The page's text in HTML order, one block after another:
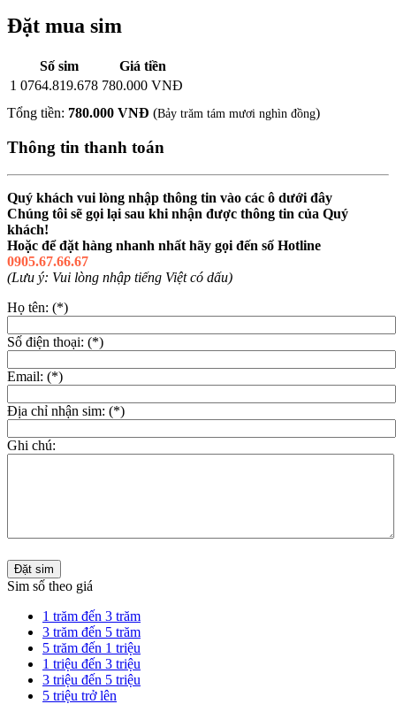
Đặt mua sim
Số sim
Giá tiền
1 0764.819.678 780.000 VNĐ
Tổng tiền: 780.000 VNĐ (Bảy trăm tám mươi nghìn đồng)
Thông tin thanh toán
Quý khách vui lòng nhập thông tin vào các ô dưới đây
Chúng tôi sẽ gọi lại sau khi nhận được thông tin của Quý
khách!
Hoặc để đặt hàng nhanh nhất hãy gọi đến số Hotline
0905.67.66.67
(Lưu ý: Vui lòng nhập tiếng Việt có dấu)
Họ tên: (*)
Số điện thoại: (*)
Email: (*)
Địa chỉ nhận sim: (*)
Ghi chú:
Đặt sim
Sim số theo giá
1 trăm đến 3 trăm
3 trăm đến 5 trăm
5 trăm đến 1 triệu
1 triệu đến 3 triệu
3 triệu đến 5 triệu
5 triệu trở lên